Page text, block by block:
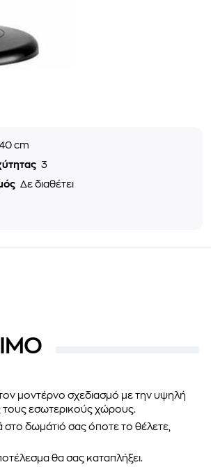
cm
3
Δε διαθέτει
μοντέρνο σχεδιασμό με την υψηλή
τους εσωτερικούς χώρους.
στο δωμάτιό σας όποτε το θέλετε,
θα σας καταπλήξει.